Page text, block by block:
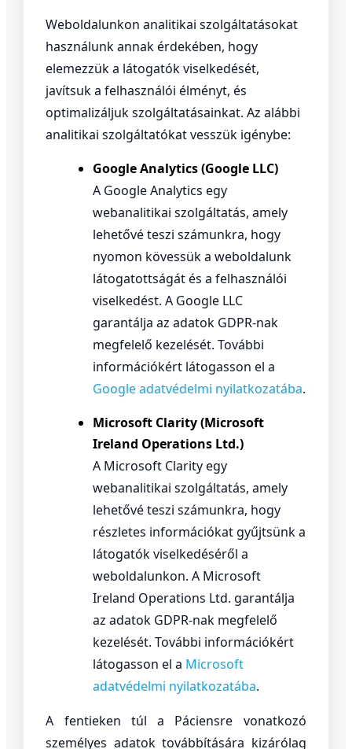
Weboldalunkon analitikai szolgáltatásokat
használunk annak érdekében, hogy
elemezzük a látogatók viselkedését,
javítsuk a felhasználói élményt, és
optimalizáljuk szolgáltatásainkat. Az alábbi
analitikai szolgáltatókat vesszük igénybe:
Google Analytics (Google LLC)
A Google Analytics egy
webanalitikai szolgáltatás, amely
lehetővé teszi számunkra, hogy
nyomon kövessük a weboldalunk
látogatottságát és a felhasználói
viselkedést. A Google LLC
garantálja az adatok GDPR-nak
megfelelő kezelését. További
információkért látogasson el a
Google adatvédelmi nyilatkozatába.
Microsoft Clarity (Microsoft
Ireland Operations Ltd.)
A Microsoft Clarity egy
webanalitikai szolgáltatás, amely
lehetővé teszi számunkra, hogy
részletes információkat gyűjtsünk a
látogatók viselkedéséről a
weboldalunkon. A Microsoft
Ireland Operations Ltd. garantálja
az adatok GDPR-nak megfelelő
kezelését. További információkért
látogasson el a Microsoft
adatvédelmi nyilatkozatába.
A fentieken túl a Páciensre vonatkozó
személyes adatok továbbítására kizárólag